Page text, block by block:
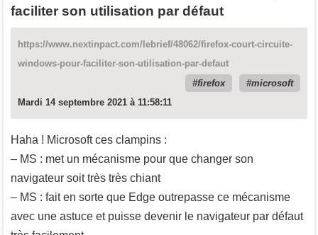
faciliter son utilisation par défaut
https://www.nextinpact.com/lebrief/48062/firefox-court-circuite-
windows-pour-faciliter-son-utilisation-par-defaut
firefox
microsoft
Mardi 14 septembre 2021 à 11:58:11
Haha ! Microsoft ces clampins :
– MS : met un mécanisme pour que changer son
navigateur soit très très chiant
– MS : fait en sorte que Edge outrepasse ce mécanisme
avec une astuce et puisse devenir le navigateur par défaut